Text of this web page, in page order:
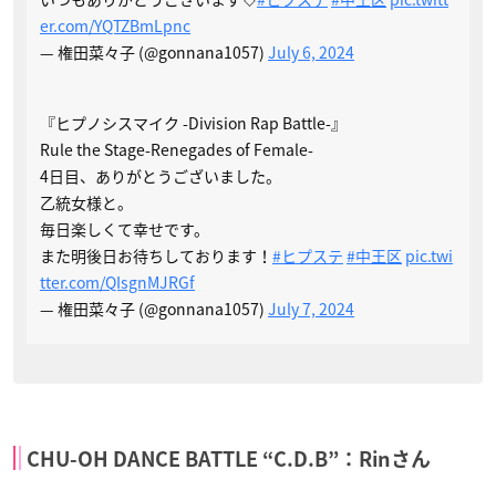
er.com/YQTZBmLpnc
— 権田菜々子 (@gonnana1057) July 6, 2024
『ヒプノシスマイク -Division Rap Battle-』
Rule the Stage-Renegades of Female-
4日目、ありがとうございました。
乙統女様と。
毎日楽しくて幸せです。
また明後日お待ちしております！ #ヒプステ #中王区 pic.twi
tter.com/QIsgnMJRGf
— 権田菜々子 (@gonnana1057) July 7, 2024
CHU-OH DANCE BATTLE “C.D.B”：Rinさん